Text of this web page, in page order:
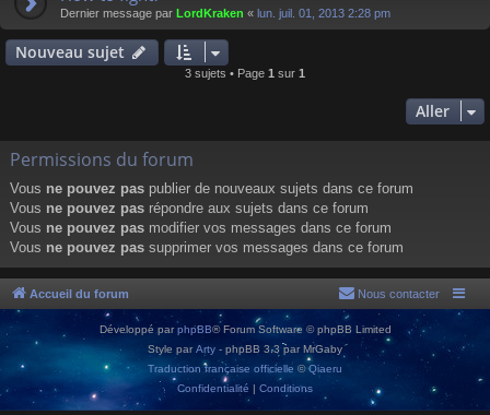
Dernier message par LordKraken « lun. juil. 01, 2013 2:28 pm
Nouveau sujet
3 sujets • Page 1 sur 1
Aller
Permissions du forum
Vous ne pouvez pas publier de nouveaux sujets dans ce forum
Vous ne pouvez pas répondre aux sujets dans ce forum
Vous ne pouvez pas modifier vos messages dans ce forum
Vous ne pouvez pas supprimer vos messages dans ce forum
Accueil du forum Nous contacter
Développé par phpBB® Forum Software © phpBB Limited
Style par Arty - phpBB 3.3 par MrGaby
Traduction française officielle ©Qiaeru
Confidentialité | Conditions